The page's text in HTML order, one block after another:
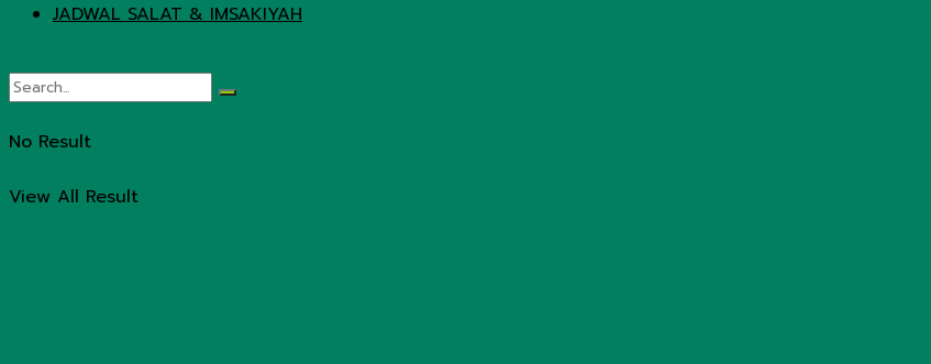
JADWAL SALAT & IMSAKIYAH
No Result
View All Result